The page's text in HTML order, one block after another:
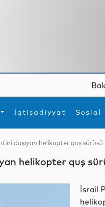
İqtisadiyyat Sosial
siyasətTurizm
Hadisə
daşıyan helikopter quş
helikopter quş
İsrail